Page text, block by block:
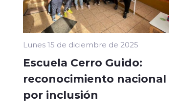
Lunes 15 de diciembre de 2025
Escuela Cerro Guido:
reconocimiento nacional
por inclusión